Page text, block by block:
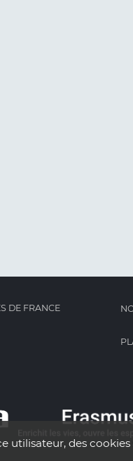
utilisateur, des
DE FRANCE